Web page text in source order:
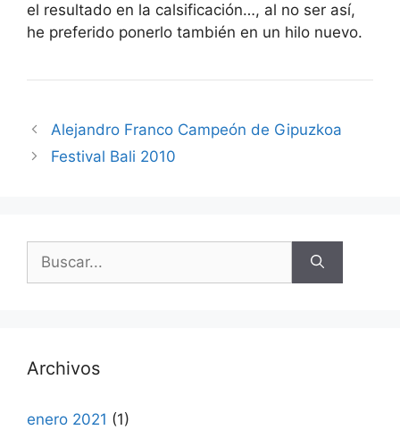
el resultado en la calsificación…, al no ser así,
he preferido ponerlo también en un hilo nuevo.
Alejandro Franco Campeón de Gipuzkoa
Festival Bali 2010
Buscar:
Archivos
enero 2021 (1)